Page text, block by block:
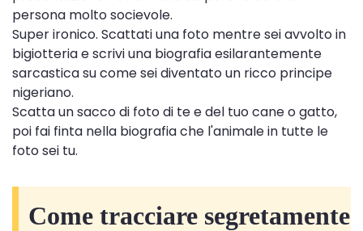
persona molto socievole.
Super ironico. Scattati una foto mentre sei avvolto in
bigiotteria e scrivi una biografia esilarantemente
sarcastica su come sei diventato un ricco principe
nigeriano.
Scatta un sacco di foto di te e del tuo cane o gatto,
poi fai finta nella biografia che l'animale in tutte le
foto sei tu.
Come tracciare segretamente